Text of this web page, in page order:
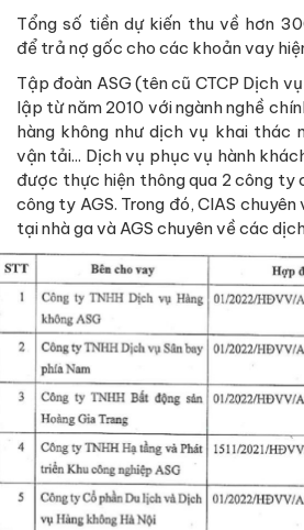
Tổng số tiền dự kiến thu về hơn
để trả nợ gốc cho các khoản vay
Tập đoàn ASG (tên cũ CTCP Dịch
lập từ năm 2010 với ngành nghề
hàng không như dịch vụ khai thác
vận tải... Dịch vụ phục vụ hành
được thực hiện thông qua 2 công ty
công ty AGS. Trong đó, CIAS
tại nhà ga và AGS chuyên về các